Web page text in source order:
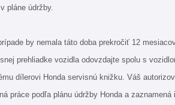
pláne údržby.
by nemala táto doba prekročiť 12
prehliadke vozidla odovzdajte spolu s
dílerovi Honda servisnú knižku. Váš
práce podľa plánu údržby Honda a zaznamená